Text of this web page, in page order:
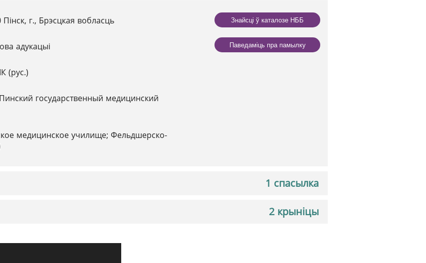
г., Брэсцкая вобласць
адукацыі
(рус.)
Пинский государственный медицинский
медицинское училище; Фельдшерско-
Знайсці ў каталозе НББ
Паведаміць пра памылку
1 спасылка
2 крыніцы